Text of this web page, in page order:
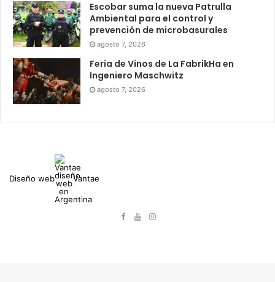
Escobar suma la nueva Patrulla
Ambiental para el control y
prevención de microbasurales
agosto 7, 2026
Feria de Vinos de La FabrikHa en
Ingeniero Maschwitz
agosto 7, 2026
Diseño web Vantae